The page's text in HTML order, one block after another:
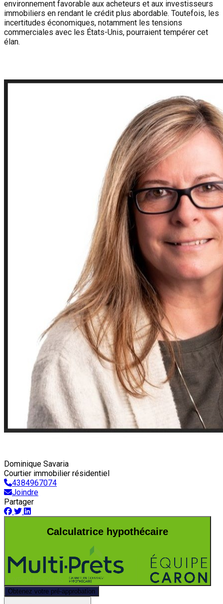
environnement favorable aux acheteurs et aux investisseurs
immobiliers en rendant le crédit plus abordable. Toutefois, les
incertitudes économiques, notamment les tensions
commerciales avec les États-Unis, pourraient tempérer cet
élan.
Dominique Savaria
Courtier immobilier résidentiel
4384967074
Joindre
Partager
Calculatrice hypothécaire
Obtenez votre pré-approbation